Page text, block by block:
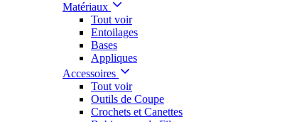
Matériaux
Tout voir
Entoilages
Bases
Appliques
Accessoires
Tout voir
Outils de Coupe
Crochets et Canettes